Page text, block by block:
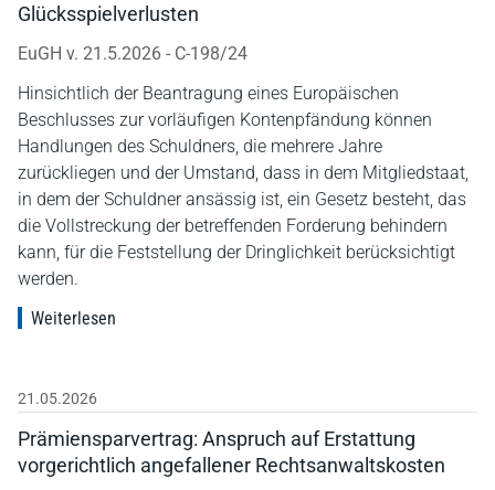
Glücksspielverlusten
EuGH v. 21.5.2026 - C-198/24
Hinsichtlich der Beantragung eines Europäischen
Beschlusses zur vorläufigen Kontenpfändung können
Handlungen des Schuldners, die mehrere Jahre
zurückliegen und der Umstand, dass in dem Mitgliedstaat,
in dem der Schuldner ansässig ist, ein Gesetz besteht, das
die Vollstreckung der betreffenden Forderung behindern
kann, für die Feststellung der Dringlichkeit berücksichtigt
werden.
Weiterlesen
21.05.2026
Prämiensparvertrag: Anspruch auf Erstattung
vorgerichtlich angefallener Rechtsanwaltskosten